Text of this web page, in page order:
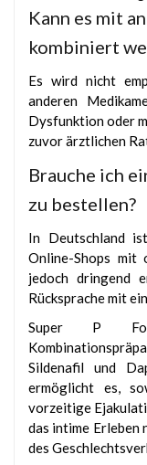
Kann es mit
kombiniert
Es wird nicht
anderen
Dysfunktion oder
zuvor ärztlichen
Brauche ich
zu bestellen?
In Deutschland
Online-Shops mit
jedoch dringend
Rücksprache mit
Super P
Sildenafil und
ermöglicht es,
vorzeitige
das intime Erleben
des